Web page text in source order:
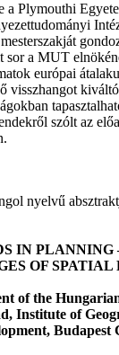
a Plymouthi
sor a MUT
európai
visszhangot
szólt az
nyelvű
IN PLANNING
OF
of the
Institute of